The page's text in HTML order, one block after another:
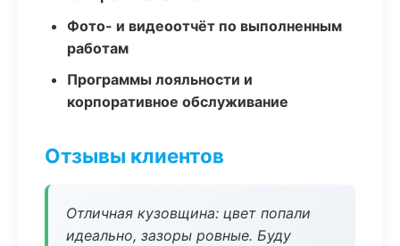
Фото- и видеоотчёт по выполненным
работам
Программы лояльности и
корпоративное обслуживание
Отзывы клиентов
Отличная кузовщина: цвет попали
идеально, зазоры ровные. Буду